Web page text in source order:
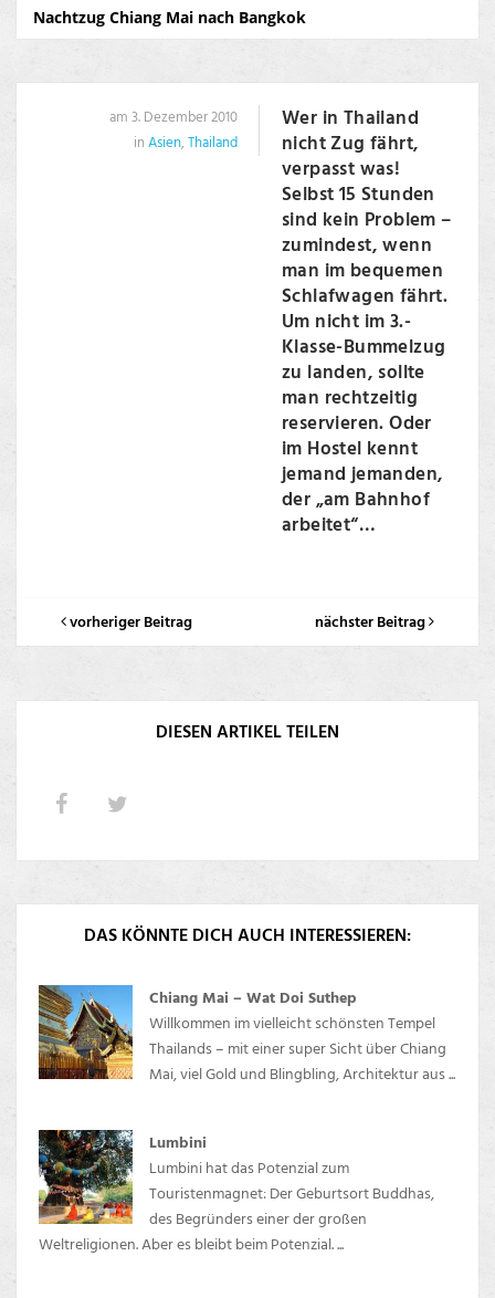
Nachtzug Chiang Mai nach Bangkok
am 3. Dezember 2010
inAsien,Thailand
Wer in Thailand
nicht Zug fährt,
verpasst was!
Selbst 15 Stunden
sind kein Problem –
zumindest, wenn
man im bequemen
Schlafwagen fährt.
Um nicht im 3.-
Klasse-Bummelzug
zu landen, sollte
man rechtzeitig
reservieren. Oder
im Hostel kennt
jemand jemanden,
der „am Bahnhof
arbeitet“…
vorheriger Beitrag nächster Beitrag
DIESEN ARTIKEL TEILEN
DAS KÖNNTE DICH AUCH INTERESSIEREN:
Chiang Mai – Wat Doi Suthep
Willkommen im vielleicht schönsten Tempel
Thailands – mit einer super Sicht über Chiang
Mai, viel Gold und Blingbling, Architektur aus ...
Lumbini
Lumbini hat das Potenzial zum
Touristenmagnet: Der Geburtsort Buddhas,
des Begründers einer der großen
Weltreligionen. Aber es bleibt beim Potenzial. ...